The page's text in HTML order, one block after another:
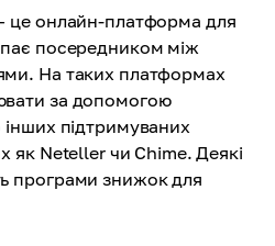
це онлайн-платформа для
посередником між
На таких платформах
за допомогою
інших підтримуваних
як Neteller чи Chime. Деякі
програми знижок для